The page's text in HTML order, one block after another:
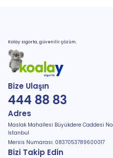
Kolay sigorta, güvenilir çözüm.
Bize Ulaşın
444 88 83
Adres
Maslak Mahallesi Büyükdere Caddesi
İstanbul
Mersis Numarası: 0837053789600017
Bizi Takip Edin